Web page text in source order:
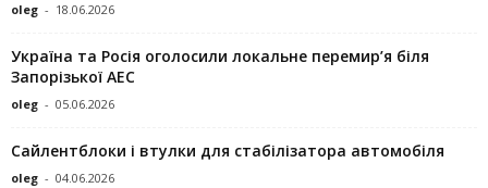
oleg - 18.06.2026
Україна та Росія оголосили локальне перемир’я біля
Запорізької АЕС
oleg - 05.06.2026
Сайлентблоки і втулки для стабілізатора автомобіля
oleg - 04.06.2026